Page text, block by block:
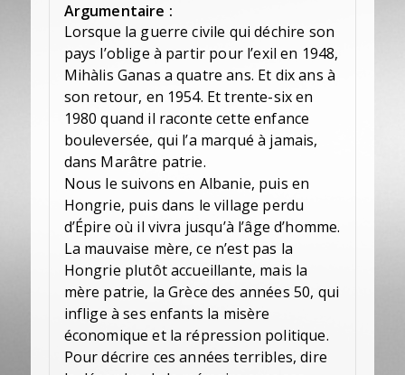
Argumentaire :
Lorsque la guerre civile qui déchire son
pays l’oblige à partir pour l’exil en 1948,
Mihàlis Ganas a quatre ans. Et dix ans à
son retour, en 1954. Et trente-six en
1980 quand il raconte cette enfance
bouleversée, qui l’a marqué à jamais,
dans Marâtre patrie.
Nous le suivons en Albanie, puis en
Hongrie, puis dans le village perdu
d’Épire où il vivra jusqu’à l’âge d’homme.
La mauvaise mère, ce n’est pas la
Hongrie plutôt accueillante, mais la
mère patrie, la Grèce des années 50, qui
inflige à ses enfants la misère
économique et la répression politique.
Pour décrire ces années terribles, dire